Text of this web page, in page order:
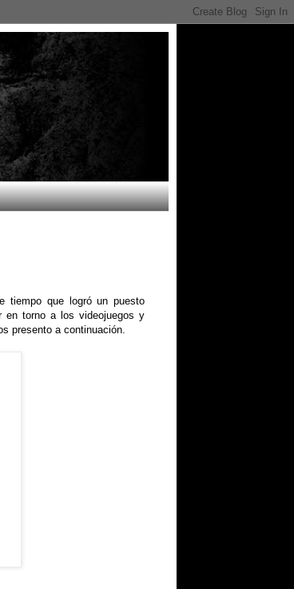
tiempo que logró un puesto
en torno a los videojuegos y
presento a continuación.